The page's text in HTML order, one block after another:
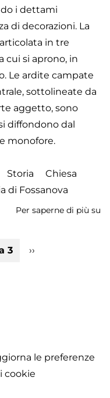
i dettami
di decorazioni. La
in tre
cui si aprono, in
Le ardite campate
sottolineate da
aggetto, sono
diffondono dal
monofore.
Storia
Chiesa
di Fossanova
Per saperne di più su
3
Pagina
››
le preferenze
cookie